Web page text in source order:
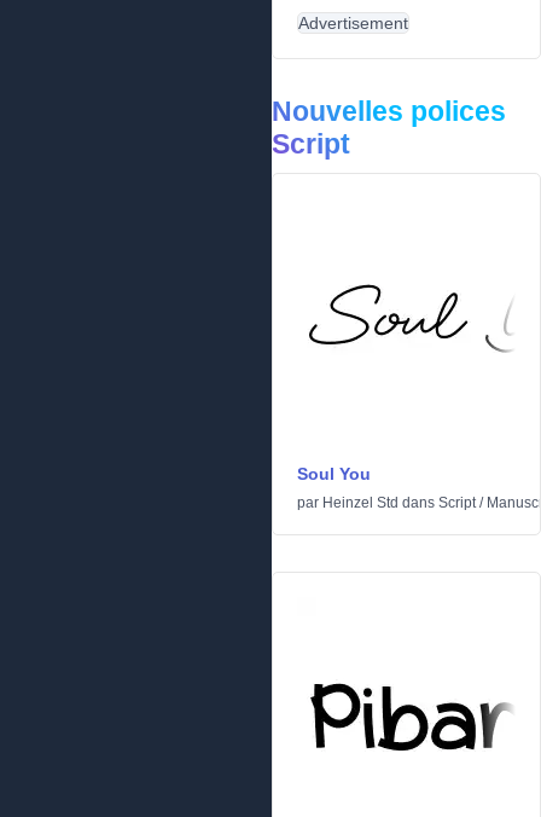
Advertisement
Nouvelles polices
Script
Soul You
par Heinzel Std dans Script/